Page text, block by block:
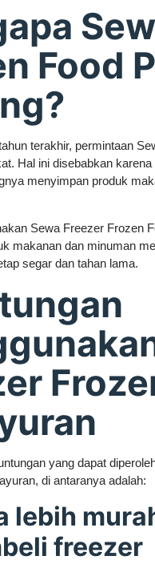
Food
terakhir, permintaan
Hal ini disebabkan
menyimpan produk
Sewa Freezer Frozen
makanan dan minuman
segar dan tahan lama.
yang dapat
di antaranya adalah:
lebih
freezer